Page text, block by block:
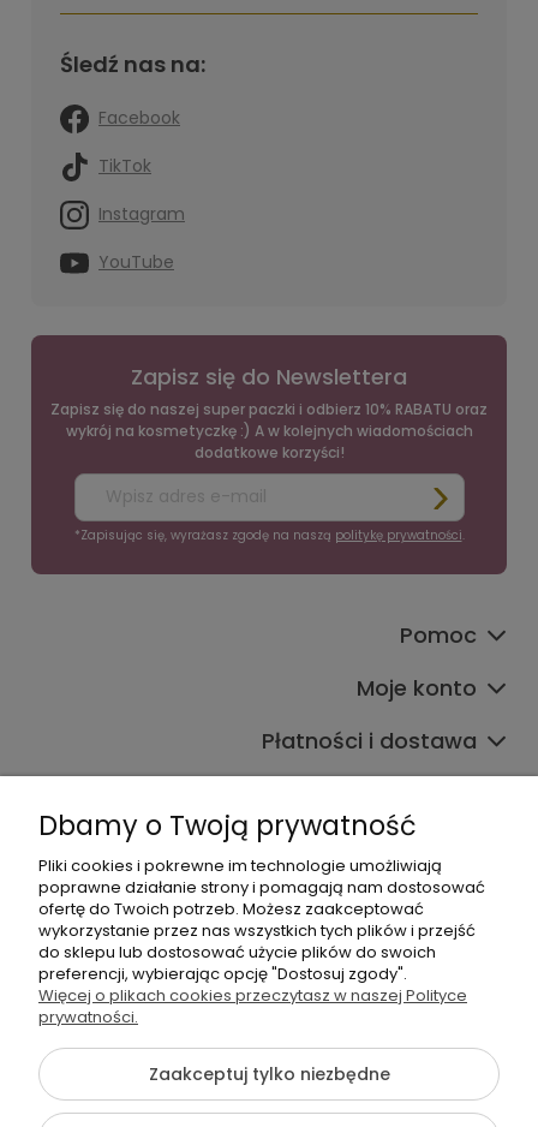
Śledź nas na:
Facebook
TikTok
Instagram
YouTube
Zapisz się do Newslettera
Zapisz się do naszej super paczki i odbierz 10% RABATU oraz
wykrój na kosmetyczkę :) A w kolejnych wiadomościach
dodatkowe korzyści!
*Zapisując się, wyrażasz zgodę na naszą politykę prywatności.
Pomoc
Moje konto
Płatności i dostawa
+48 605 141 363
Dbamy o Twoją prywatność
Pliki cookies i pokrewne im technologie umożliwiają
poprawne działanie strony i pomagają nam dostosować
ofertę do Twoich potrzeb. Możesz zaakceptować
wykorzystanie przez nas wszystkich tych plików i przejść
do sklepu lub dostosować użycie plików do swoich
preferencji, wybierając opcję "Dostosuj zgody".
Więcej o plikach cookies przeczytasz w naszej Polityce
prywatności.
Zaakceptuj tylko niezbędne